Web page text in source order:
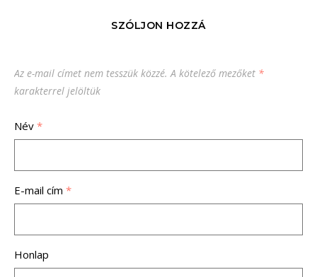
SZÓLJON HOZZÁ
Az e-mail címet nem tesszük közzé. A kötelező mezőket *
karakterrel jelöltük
Név *
E-mail cím *
Honlap